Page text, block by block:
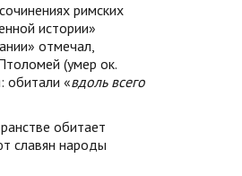
римских
истории»
отмечал,
(умер ок.
обитали «вдоль всего
обитает
славян народы